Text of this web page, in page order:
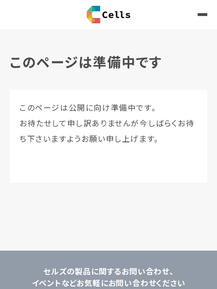
このページは準備中です
このページは公開に向け準備中です。
お待たせして申し訳ありませんが今しばらくお待
ち下さいますようお願い申し上げます。
セルズの製品に関するお問い合わせ、
イベントなどお気軽にお問い合わせください